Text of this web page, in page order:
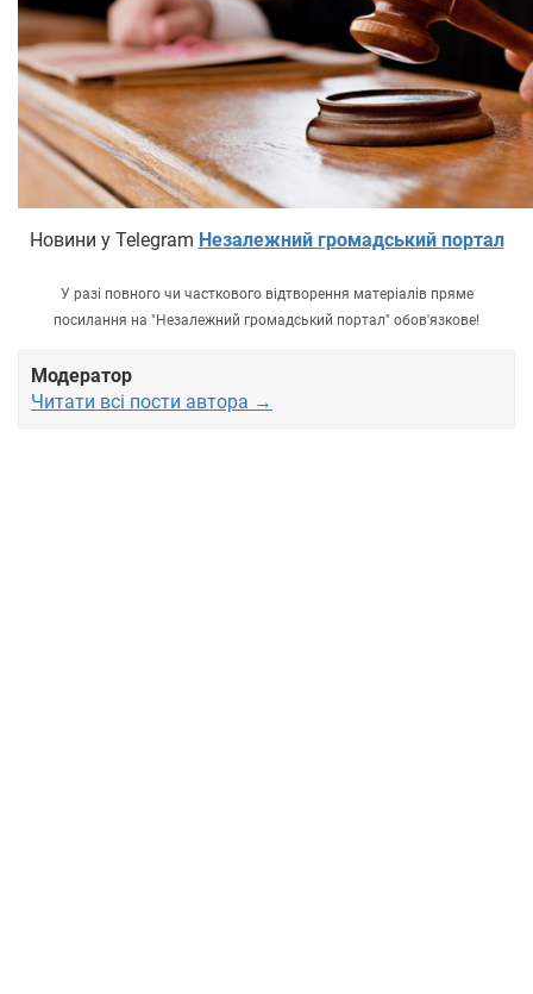
Новини у Telegram Незалежний громадський портал
У разі повного чи часткового відтворення матеріалів пряме
посилання на "Незалежний громадський портал" обов'язкове!
Модератор
Читати всі пости автора →